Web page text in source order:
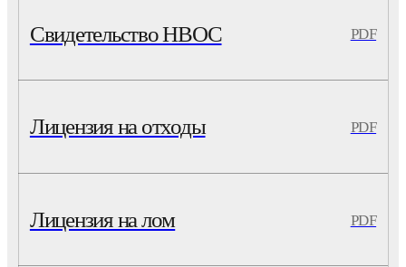
Свидетельство НВОС PDF
Лицензия на отходы PDF
Лицензия на лом PDF